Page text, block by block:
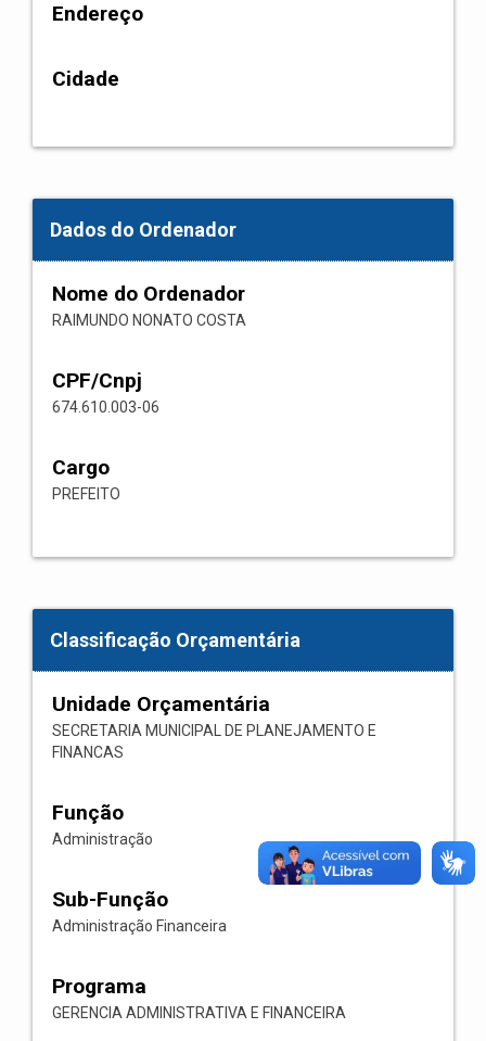
Endereço
Cidade
Dados do Ordenador
Nome do Ordenador
RAIMUNDO NONATO COSTA
CPF/Cnpj
674.610.003-06
Cargo
PREFEITO
Classificação Orçamentária
Unidade Orçamentária
SECRETARIA MUNICIPAL DE PLANEJAMENTO E
FINANCAS
Função
Administração
Sub-Função
Administração Financeira
Programa
GERENCIA ADMINISTRATIVA E FINANCEIRA